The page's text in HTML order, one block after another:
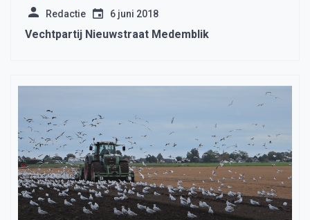
Redactie 6 juni 2018
Vechtpartij Nieuwstraat Medemblik